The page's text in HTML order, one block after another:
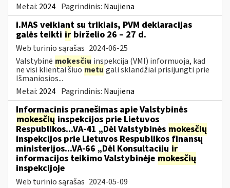
Metai: 2024 Pagrindinis: Naujiena
i.MAS veikiant su trikiais, PVM deklaracijas
galės teikti ir birželio 26 – 27 d.
Web turinio sąrašas 2024-06-25
Valstybinė mokesčių inspekcija (VMI) informuoja, kad
ne visi klientai šiuometu gali sklandžiai prisijungti prie
Išmaniosios...
Metai: 2024 Pagrindinis: Naujiena
Informacinis pranešimas apie Valstybinės
mokesčių inspekcijos prie Lietuvos
Respublikos...VA-41 „Dėl Valstybinės mokesčių
inspekcijos prie Lietuvos Respublikos finansų
ministerijos...VA-66 „Dėl Konsultacijų ir
informacijos teikimo Valstybinėje mokesčių
inspekcijoje
Web turinio sąrašas 2024-05-09